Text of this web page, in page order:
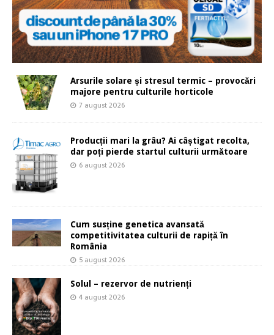
Arsurile solare și stresul termic – provocări
majore pentru culturile horticole
7 august 2026
Producții mari la grâu? Ai câștigat recolta,
dar poți pierde startul culturii următoare
6 august 2026
Cum susține genetica avansată
competitivitatea culturii de rapiță în
România
5 august 2026
Solul – rezervor de nutrienți
4 august 2026